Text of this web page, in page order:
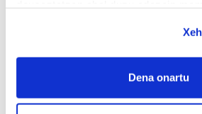
If you allow, we would also like to:
Collect information about your
Dena onartu